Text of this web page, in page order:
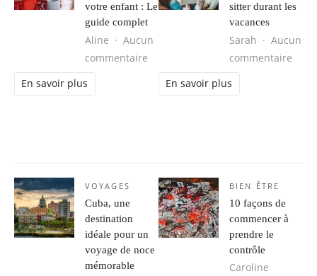
votre enfant : Le
guide complet
Aline
Aucun
commentaire sur Choisir une bouillotte pour
En savoir plus
sitter durant les
vacances
Sarah
Aucun
commentaire
En savoir plus
VOYAGES
Cuba, une
destination
idéale pour un
voyage de noce
mémorable
BIEN ÊTRE
10 façons de
commencer à
prendre le
contrôle
Caroline